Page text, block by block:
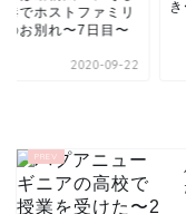
港でホストファミリ
のお別れ〜7日目〜
2020-09-22